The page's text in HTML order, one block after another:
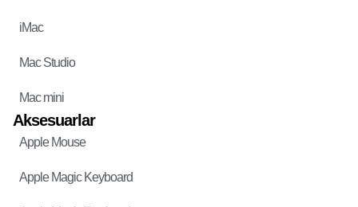
iMac
Mac Studio
Mac mini
Aksesuarlar
Apple Mouse
Apple Magic Keyboard